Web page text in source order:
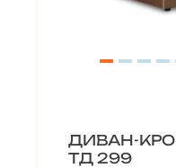
ДИВАН-
ТД 299